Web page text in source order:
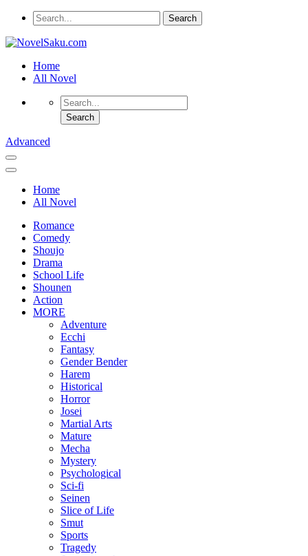
Home
All Novel
Advanced
Home
All Novel
Romance
Comedy
Shoujo
Drama
School Life
Shounen
Action
MORE
Adventure
Ecchi
Fantasy
Gender Bender
Harem
Historical
Horror
Josei
Martial Arts
Mature
Mecha
Mystery
Psychological
Sci-fi
Seinen
Slice of Life
Smut
Sports
Tragedy